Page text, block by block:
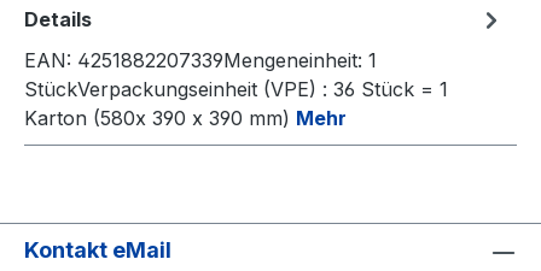
Details
EAN: 4251882207339Mengeneinheit: 1
StückVerpackungseinheit (VPE) : 36 Stück = 1
Karton (580x 390 x 390 mm) Mehr
Kontakt eMail